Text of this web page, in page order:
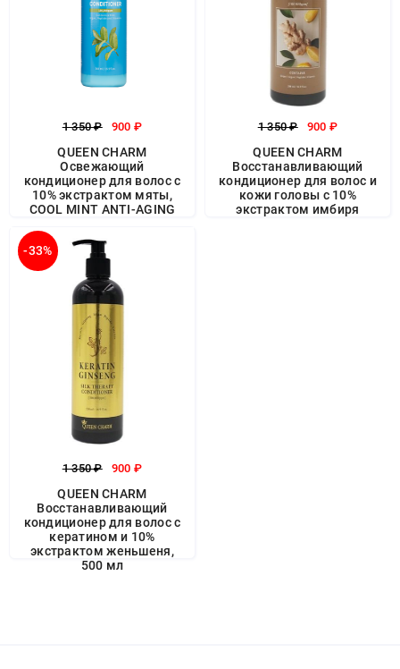
1 350 ₽ 900 ₽
QUEEN CHARM
Освежающий
кондиционер для волос с
10% экстрактом мяты,
COOL MINT ANTI-AGING
1 350 ₽ 900 ₽
QUEEN CHARM
Восстанавливающий
кондиционер для волос и
кожи головы с 10%
экстрактом имбиря
-33%
1 350 ₽ 900 ₽
QUEEN CHARM
Восстанавливающий
кондиционер для волос с
кератином и 10%
экстрактом женьшеня,
500 мл